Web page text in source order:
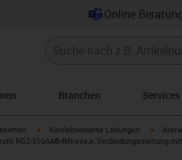
Online
Branchen Services
igus-icon-arrow-right
Konfektionierte Leitungen igus-
RG2-510AAB-NN-xxx,x, Verbindungssleitung